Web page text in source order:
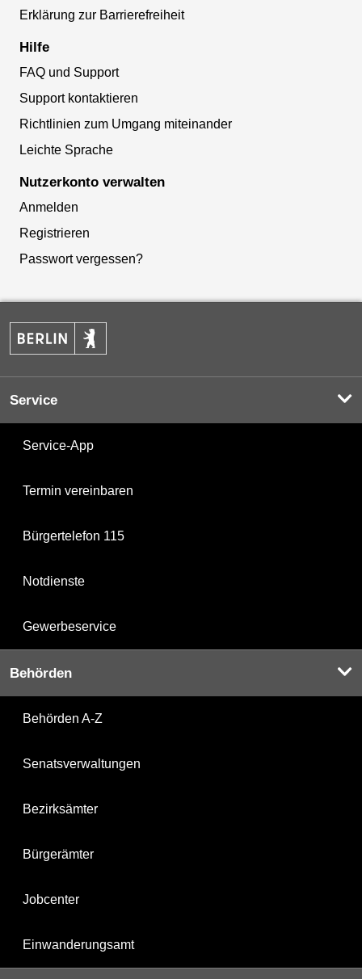
Erklärung zur Barrierefreiheit
Hilfe
FAQ und Support
Support kontaktieren
Richtlinien zum Umgang miteinander
Leichte Sprache
Nutzerkonto verwalten
Anmelden
Registrieren
Passwort vergessen?
Service
Service-App
Termin vereinbaren
Bürgertelefon 115
Notdienste
Gewerbeservice
Behörden
Behörden A-Z
Senatsverwaltungen
Bezirksämter
Bürgerämter
Jobcenter
Einwanderungsamt